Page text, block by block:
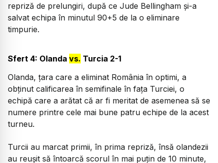
repriză de prelungiri, după ce Jude Bellingham și-a
salvat echipa în minutul 90+5 de la o eliminare
timpurie.
Sfert 4: Olanda vs. Turcia 2-1
Olanda, țara care a eliminat România în optimi, a
obținut calificarea în semifinale în fața Turciei, o
echipă care a arătat că ar fi meritat de asemenea să se
numere printre cele mai bune patru echipe de la acest
turneu.
Turcii au marcat primii, în prima repriză, însă olandezii
au reușit să întoarcă scorul în mai puțin de 10 minute,